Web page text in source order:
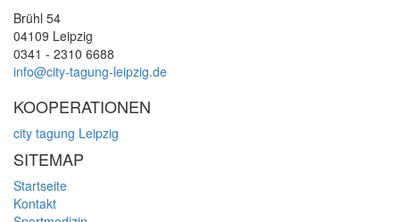
Brühl 54
04109 Leipzig
0341 - 2310 6688
info@city-tagung-leipzig.de
KOOPERATIONEN
city tagung Leipzig
SITEMAP
Startseite
Kontakt